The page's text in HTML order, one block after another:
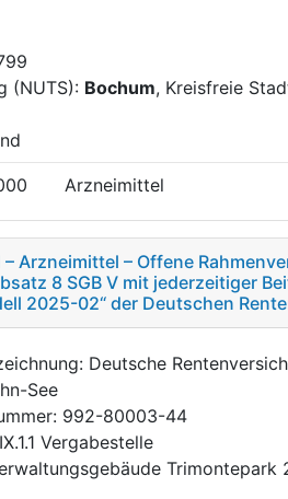
(NUTS): Bochum, Kreisfreie
Arzneimittel
Arzneimittel – Offene
8 SGB V mit jederzeitiger
2025-02“ der Deutschen
Deutsche
See
992-80003-44
Vergabestelle
Trimontepark